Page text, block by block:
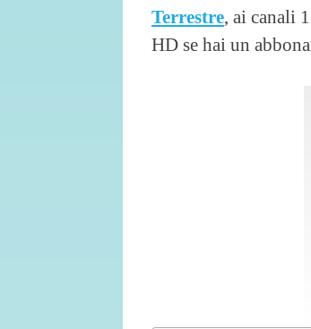
Terrestre, ai canali
HD se hai un